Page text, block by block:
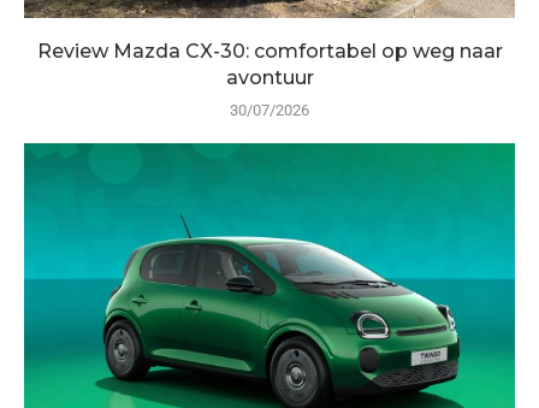
Review Mazda CX-30: comfortabel op weg naar
avontuur
30/07/2026